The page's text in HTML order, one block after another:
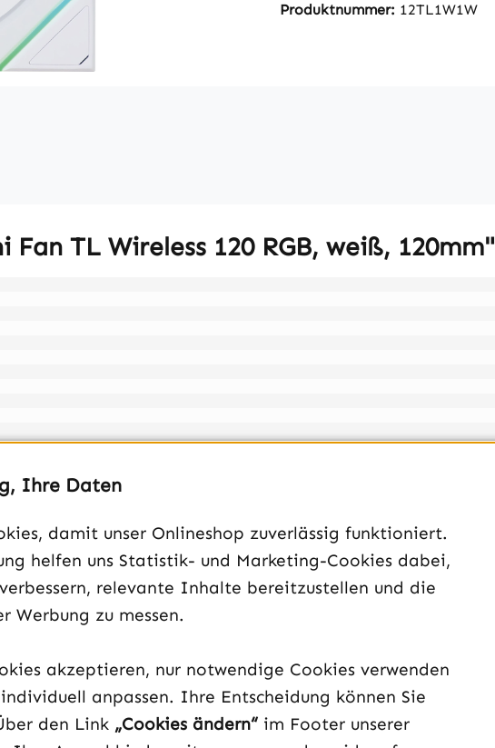
Produktnummer: 12TL1W1W
TL Wireless 120 RGB, weiß, 120mm"
120mm weiß
Ihre Daten
damit unser Onlineshop zuverlässig funktioniert.
helfen uns Statistik- und Marketing-Cookies dabei,
relevante Inhalte bereitzustellen und die
Werbung zu messen.
akzeptieren, nur notwendige Cookies verwenden
anpassen. Ihre Entscheidung können Sie
den Link „Cookies ändern“ im Footer unserer